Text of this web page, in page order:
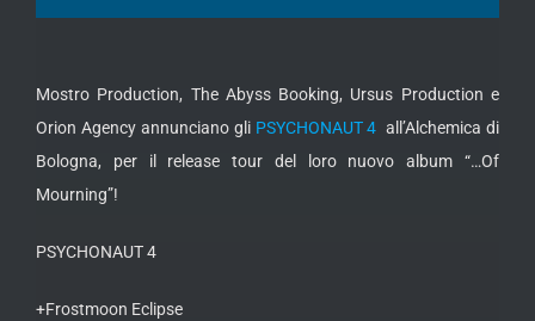
Mostro Production, The Abyss Booking, Ursus Production e
Orion Agency annunciano gli PSYCHONAUT 4 all’Alchemica di
Bologna, per il release tour del loro nuovo album “…Of
Mourning”!
PSYCHONAUT 4
+Frostmoon Eclipse